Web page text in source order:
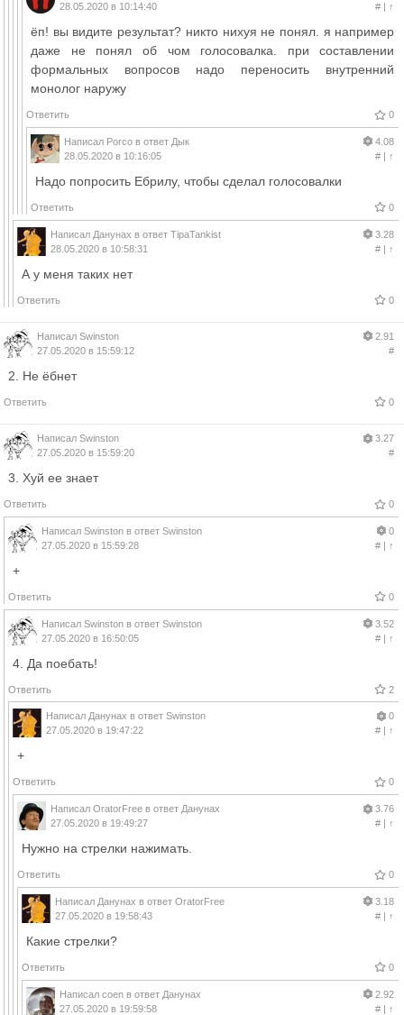
28.05.2020 в 10:14:40
#| ↑
ёп! вы видите результат? никто нихуя не понял. я например
даже не понял об чом голосовалка. при составлении
формальных вопросов надо переносить внутренний
монолог наружу
Ответить 0
Написал Porco в ответ Дык
28.05.2020 в 10:16:05
4.08
#| ↑
Надо попросить Ебрилу, чтобы сделал голосовалки
Ответить 0
Написал Данунах в ответ TipaTankist
28.05.2020 в 10:58:31
3.28
#| ↑
А у меня таких нет
Ответить 0
Написал Swinston
27.05.2020 в 15:59:12
2.91
#
2. Не ёбнет
Ответить 0
Написал Swinston
27.05.2020 в 15:59:20
3.27
#
3. Хуй ее знает
Ответить 0
Написал Swinston в ответ Swinston
27.05.2020 в 15:59:28
0
#| ↑
+
Ответить 0
Написал Swinston в ответ Swinston
27.05.2020 в 16:50:05
3.52
#| ↑
4. Да поебать!
Ответить 2
Написал Данунах в ответ Swinston
27.05.2020 в 19:47:22
0
#| ↑
+
Ответить 0
Написал OratorFree в ответ Данунах
27.05.2020 в 19:49:27
3.76
#| ↑
Нужно на стрелки нажимать.
Ответить 0
Написал Данунах в ответ OratorFree
27.05.2020 в 19:58:43
3.18
#| ↑
Какие стрелки?
Ответить 0
Написал coen в ответ Данунах
27.05.2020 в 19:59:58
2.92
#| ↑